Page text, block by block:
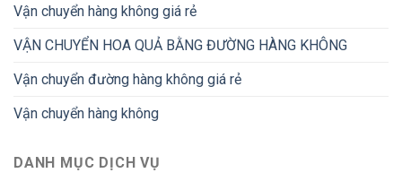
Vận chuyển hàng không giá rẻ
VẬN CHUYỂN HOA QUẢ BẰNG ĐƯỜNG HÀNG KHÔNG
Vận chuyển đường hàng không giá rẻ
Vận chuyển hàng không
DANH MỤC DỊCH VỤ